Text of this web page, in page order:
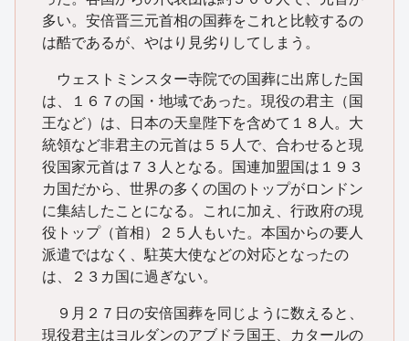
多い。安倍晋三元首相の国葬をこれと比較するの
は酷であるが、やはり見劣りしてしまう。
ウェストミンスター寺院での国葬に出席した国
は、１６７の国・地域であった。現役の君主（国
王など）は、日本の天皇陛下を含めて１８人。大
統領など非君主の元首は５５人で、合わせると現
役国家元首は７３人となる。国連加盟国は１９３
カ国だから、世界の多くの国のトップがロンドン
に集結したことになる。これに加え、行政府の現
役トップ（首相）２５人もいた。本国からの要人
派遣ではなく、駐英大使などの対応となったの
は、２３カ国に過ぎない。
９月２７日の安倍国葬を同じように数えると、
現役君主はヨルダンのアブドラ国王、カタールの